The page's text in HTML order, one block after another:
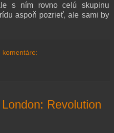
s ním rovno celú skupinu
aspoň pozrieť, ale sami by
komentáre:
Revolution